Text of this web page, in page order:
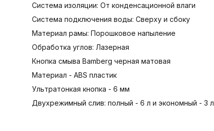
Система изоляции: От конденсационной влаги
Система подключения воды: Сверху и сбоку
Материал рамы: Порошковое напыление
Обработка углов: Лазерная
Кнопка смыва Bamberg черная матовая
Материал - ABS пластик
Ультратонкая кнопка - 6 мм
Двухрежимный слив: полный - 6 л и экономный - 3 л